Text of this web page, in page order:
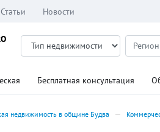
Статьи Новости
Бесплатная консультация
недвижимость в общине Будва